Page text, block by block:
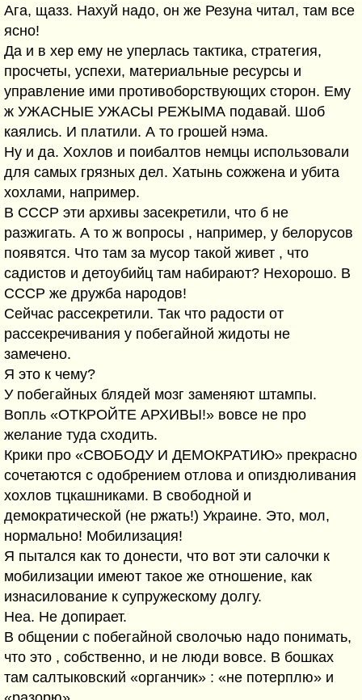
Ага, щазз. Нахуй надо, он же Резуна читал, там все
ясно!
Да и в хер ему не уперлась тактика, стратегия,
просчеты, успехи, материальные ресурсы и
управление ими противоборствующих сторон. Ему
ж УЖАСНЫЕ УЖАСЫ РЕЖЫМА подавай. Шоб
каялись. И платили. А то грошей нэма.
Ну и да. Хохлов и поибалтов немцы использовали
для самых грязных дел. Хатынь сожжена и убита
хохлами, например.
В СССР эти архивы засекретили, что б не
разжигать. А то ж вопросы , например, у белорусов
появятся. Что там за мусор такой живет , что
садистов и детоубийц там набирают? Нехорошо. В
СССР же дружба народов!
Сейчас рассекретили. Так что радости от
рассекречивания у побегайной жидоты не
замечено.
Я это к чему?
У побегайных блядей мозг заменяют штампы.
Вопль «ОТКРОЙТЕ АРХИВЫ!» вовсе не про
желание туда сходить.
Крики про «СВОБОДУ И ДЕМОКРАТИЮ» прекрасно
сочетаются с одобрением отлова и опиздюливания
хохлов тцкашниками. В свободной и
демократической (не ржать!) Украине. Это, мол,
нормально! Мобилизация!
Я пытался как то донести, что вот эти салочки к
мобилизации имеют такое же отношение, как
изнасилование к супружескому долгу.
Неа. Не допирает.
В общении с побегайной сволочью надо понимать,
что это , собственно, и не люди вовсе. В бошках
там салтыковский «органчик» : «не потерплю» и